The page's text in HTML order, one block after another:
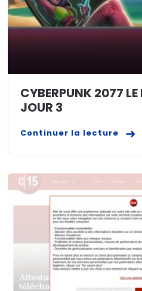
CYBERPUNK 2077 LE
JOUR 3
Continuer la lecture